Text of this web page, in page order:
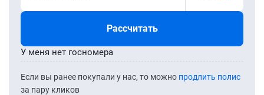
Рассчитать
Если вы ранее покупали у нас, то можно продлить полис
за пару кликов
У меня нет госномера